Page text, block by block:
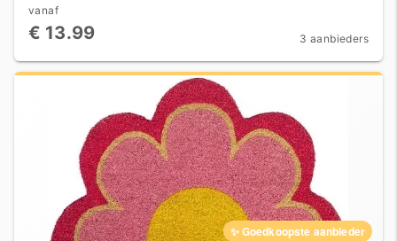
vanaf
€ 13.99 3 aanbieders
✨ Goedkoopste aanbieder